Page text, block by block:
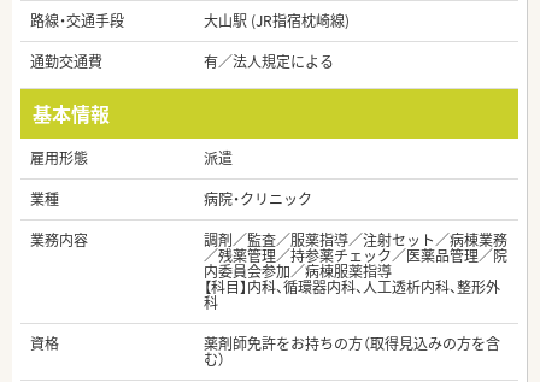
路線・交通手段
大山駅 (JR指宿枕崎線)
通勤交通費
有／法人規定による
基本情報
雇用形態
派遣
業種
病院・クリニック
業務内容
調剤／監査／服薬指導／注射セット／病棟業務
／残薬管理／持参薬チェック／医薬品管理／院
内委員会参加／病棟服薬指導
【科目】内科、循環器内科、人工透析内科、整形外
科
資格
薬剤師免許をお持ちの方（取得見込みの方を含
む）